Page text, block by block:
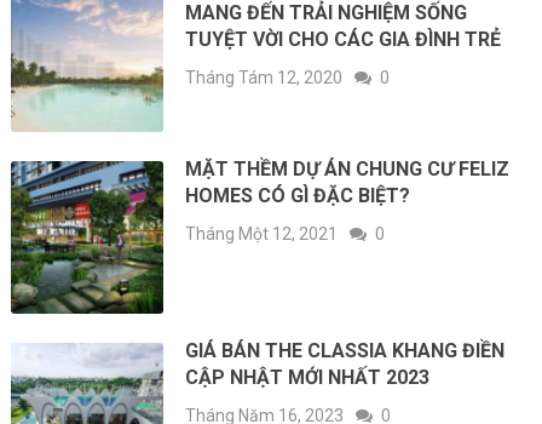
MANG ĐẾN TRẢI NGHIỆM SỐNG
TUYỆT VỜI CHO CÁC GIA ĐÌNH TRẺ
Tháng Tám 12, 2020 0
MẶT THỀM DỰ ÁN CHUNG CƯ FELIZ
HOMES CÓ GÌ ĐẶC BIỆT?
Tháng Một 12, 2021 0
GIÁ BÁN THE CLASSIA KHANG ĐIỀN
CẬP NHẬT MỚI NHẤT 2023
Tháng Năm 16, 2023 0